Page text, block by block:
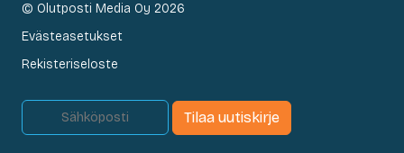
© Olutposti Media Oy 2026
Evästeasetukset
Rekisteriseloste
Tilaa uutiskirje